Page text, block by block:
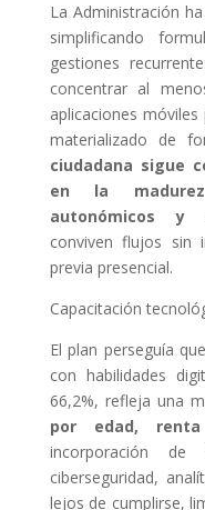
La Administración
simplificando
gestiones
concentrar al
aplicaciones
materializado de
ciudadana sigue
en la
autonómicos y
conviven flujos sin
previa presencial.
Capacitación
El plan perseguía
con habilidades
66,2%, refleja una
por edad,
incorporación de
ciberseguridad,
lejos de cumplirse,